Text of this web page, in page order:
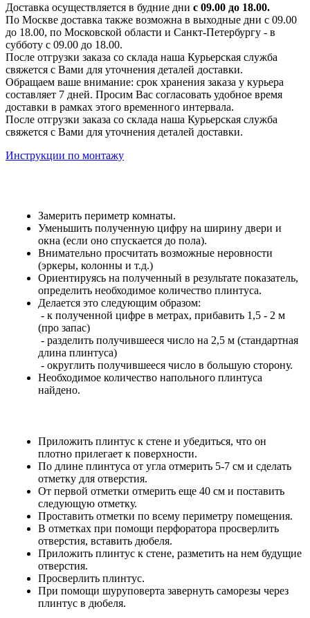
Доставка осуществляется в будние дни с 09.00 до 18.00.
По Москве доставка также возможна в выходные дни с 09.00
до 18.00, по Московской области и Санкт-Петербургу - в
субботу с 09.00 до 18.00.
После отгрузки заказа со склада наша Курьерская служба
свяжется с Вами для уточнения деталей доставки.
Обращаем ваше внимание: срок хранения заказа у курьера
составляет 7 дней. Просим Вас согласовать удобное время
доставки в рамках этого временного интервала.
После отгрузки заказа со склада наша Курьерская служба
свяжется с Вами для уточнения деталей доставки.
Инструкции по монтажу
Замерить периметр комнаты.
Уменьшить полученную цифру на ширину двери и
окна (если оно спускается до пола).
Внимательно просчитать возможные неровности
(эркеры, колонны и т.д.)
Ориентируясь на полученный в результате показатель,
определить необходимое количество плинтуса.
Делается это следующим образом:
- к полученной цифре в метрах, прибавить 1,5 - 2 м
(про запас)
- разделить получившееся число на 2,5 м (стандартная
длина плинтуса)
- округлить получившееся число в большую сторону.
Необходимое количество напольного плинтуса
найдено.
Приложить плинтус к стене и убедиться, что он
плотно прилегает к поверхности.
По длине плинтуса от угла отмерить 5-7 см и сделать
отметку для отверстия.
От первой отметки отмерить еще 40 см и поставить
следующую отметку.
Проставить отметки по всему периметру помещения.
В отметках при помощи перфоратора просверлить
отверстия, вставить дюбеля.
Приложить плинтус к стене, разметить на нем будущие
отверстия.
Просверлить плинтус.
При помощи шуруповерта завернуть саморезы через
плинтус в дюбеля.